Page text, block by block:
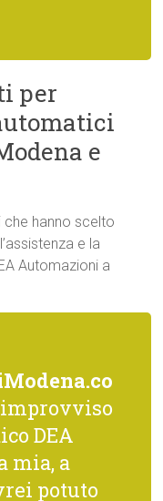
per
e
hanno scelto
e la
Automazioni a
DEA
mia, a
potuto